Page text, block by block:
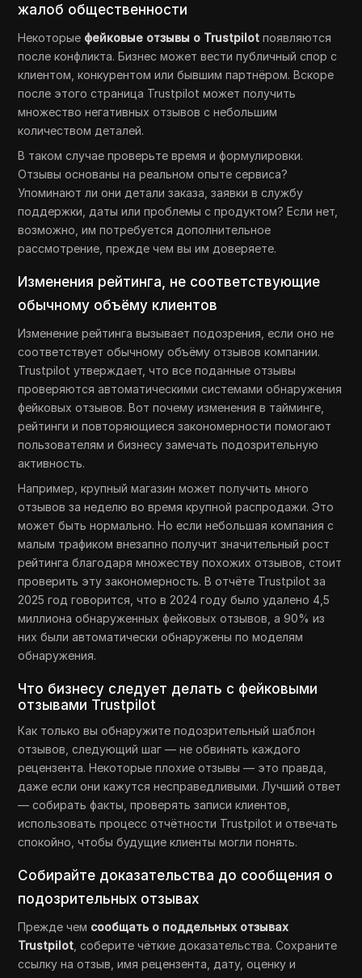
жалоб общественности
Некоторые фейковые отзывы о Trustpilot появляются
после конфликта. Бизнес может вести публичный спор с
клиентом, конкурентом или бывшим партнёром. Вскоре
после этого страница Trustpilot может получить
множество негативных отзывов с небольшим
количеством деталей.
В таком случае проверьте время и формулировки.
Отзывы основаны на реальном опыте сервиса?
Упоминают ли они детали заказа, заявки в службу
поддержки, даты или проблемы с продуктом? Если нет,
возможно, им потребуется дополнительное
рассмотрение, прежде чем вы им доверяете.
Изменения рейтинга, не соответствующие
обычному объёму клиентов
Изменение рейтинга вызывает подозрения, если оно не
соответствует обычному объёму отзывов компании.
Trustpilot утверждает, что все поданные отзывы
проверяются автоматическими системами обнаружения
фейковых отзывов. Вот почему изменения в тайминге,
рейтинги и повторяющиеся закономерности помогают
пользователям и бизнесу замечать подозрительную
активность.
Например, крупный магазин может получить много
отзывов за неделю во время крупной распродажи. Это
может быть нормально. Но если небольшая компания с
малым трафиком внезапно получит значительный рост
рейтинга благодаря множеству похожих отзывов, стоит
проверить эту закономерность. В отчёте Trustpilot за
2025 год говорится, что в 2024 году было удалено 4,5
миллиона обнаруженных фейковых отзывов, а 90% из
них были автоматически обнаружены по моделям
обнаружения.
Что бизнесу следует делать с фейковыми
отзывами Trustpilot
Как только вы обнаружите подозрительный шаблон
отзывов, следующий шаг — не обвинять каждого
рецензента. Некоторые плохие отзывы — это правда,
даже если они кажутся несправедливыми. Лучший ответ
— собирать факты, проверять записи клиентов,
использовать процесс отчётности Trustpilot и отвечать
спокойно, чтобы будущие клиенты могли понять.
Собирайте доказательства до сообщения о
подозрительных отзывах
Прежде чем сообщать о поддельных отзывах
Trustpilot , соберите чёткие доказательства. Сохраните
ссылку на отзыв, имя рецензента, дату, оценку и